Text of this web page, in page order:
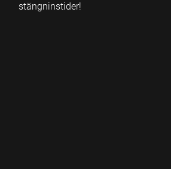
stängninstider!